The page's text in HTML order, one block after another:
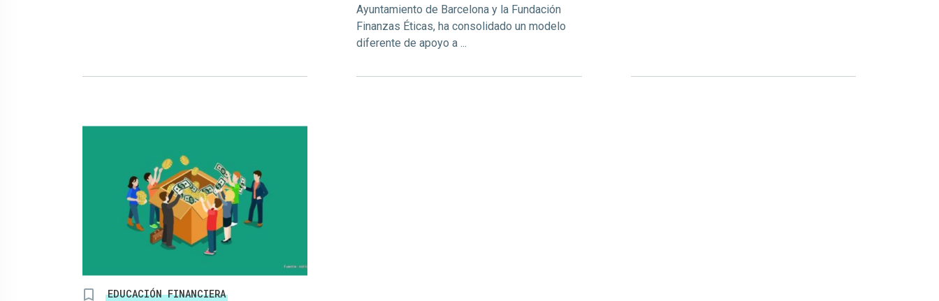
Ayuntamiento de Barcelona y la Fundación
Finanzas Éticas, ha consolidado un modelo
diferente de apoyo a ...
EDUCACIÓN FINANCIERA